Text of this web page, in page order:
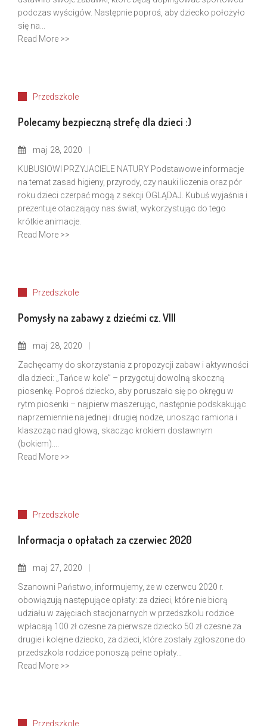
podczas wyścigów. Następnie poproś, aby dziecko położyło
się na...
Read More >>
Przedszkole
Polecamy bezpieczną strefę dla dzieci :)
maj 28, 2020
KUBUSIOWI PRZYJACIELE NATURY Podstawowe informacje
na temat zasad higieny, przyrody, czy nauki liczenia oraz pór
roku dzieci czerpać mogą z sekcji OGLĄDAJ. Kubuś wyjaśnia i
prezentuje otaczający nas świat, wykorzystując do tego
krótkie animacje.
Read More >>
Przedszkole
Pomysły na zabawy z dziećmi cz. VIII
maj 28, 2020
Zachęcamy do skorzystania z propozycji zabaw i aktywności
dla dzieci: „Tańce w kole” – przygotuj dowolną skoczną
piosenkę. Poproś dziecko, aby poruszało się po okręgu w
rytm piosenki – najpierw maszerując, następnie podskakując
naprzemiennie na jednej i drugiej nodze, unosząc ramiona i
klaszcząc nad głową, skacząc krokiem dostawnym
(bokiem)....
Read More >>
Przedszkole
Informacja o opłatach za czerwiec 2020
maj 27, 2020
Szanowni Państwo, informujemy, że w czerwcu 2020 r.
obowiązują następujące opłaty: za dzieci, które nie biorą
udziału w zajęciach stacjonarnych w przedszkolu rodzice
wpłacają 100 zł czesne za pierwsze dziecko 50 zł czesne za
drugie i kolejne dziecko, za dzieci, które zostały zgłoszone do
przedszkola rodzice ponoszą pełne opłaty...
Read More >>
Przedszkole